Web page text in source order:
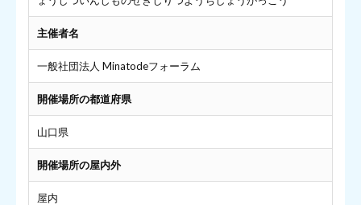
主催者名
一般社団法人 Minatodeフォーラム
開催場所の都道府県
山口県
開催場所の屋内外
屋内